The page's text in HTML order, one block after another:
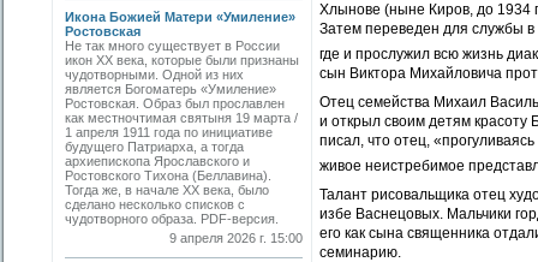
Икона Божией Матери «Умиление»
Ростовская
Не так много существует в России
икон XX века, которые были признаны
чудотворными. Одной из них
является Богоматерь «Умиление»
Ростовская. Образ был прославлен
как местночтимая святыня 19 марта /
1 апреля 1911 года по инициативе
будущего Патриарха, а тогда
архиепископа Ярославского и
Ростовского Тихона (Беллавина).
Тогда же, в начале ХХ века, было
сделано несколько списков с
чудотворного образа. PDF-версия.
9 апреля 2026 г. 15:00
Хлынове (ныне Киров, до 1934
Затем переведен для службы
где и прослужил всю жизнь
сын Виктора Михайловича
Отец семейства Михаил
и открыл своим детям
писал, что отец,
живое неистребимое
Талант рисовальщика отец
избе Васнецовых. Мальчики
его как сына священника
семинарию.